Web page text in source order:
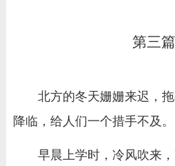
第三篇
北方的冬天姗姗来迟，
降临，给人们一个措手不及。
早晨上学时，冷风吹来